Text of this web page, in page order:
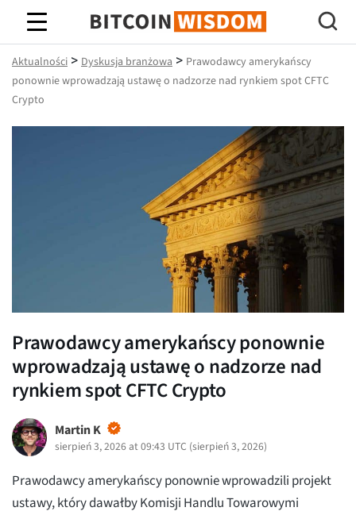
Mądrość Bitcoina
Aktualności > Dyskusja branżowa > Prawodawcy amerykańscy
ponownie wprowadzają ustawę o nadzorze nad rynkiem spot CFTC
Crypto
Prawodawcy amerykańscy ponownie
wprowadzają ustawę o nadzorze nad
rynkiem spot CFTC Crypto
Martin K
sierpień 3, 2026 at 09:43 UTC (sierpień 3, 2026)
Prawodawcy amerykańscy ponownie wprowadzili projekt
ustawy, który dawałby Komisji Handlu Towarowymi